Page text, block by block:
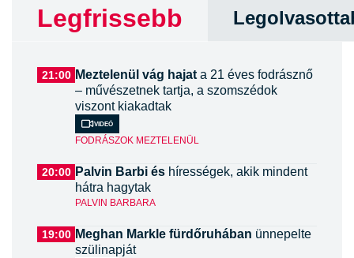
Legfrissebb
21:00 Meztelenül vág hajat a 21 éves fodrásznő
– művészetnek tartja, a szomszédok
viszont kiakadtak
Videó
FODRÁSZOK MEZTELENÜL
20:00 Palvin Barbi és hírességek, akik mindent
hátra hagytak
PALVIN BARBARA
19:00 Meghan Markle fürdőruhában ünnepelte
szülinapját